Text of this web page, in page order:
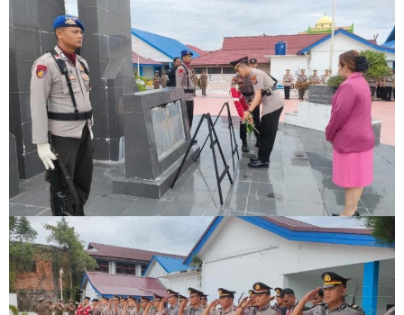
Bupati Asmar Perkuat Sinergi dengan Danposal Selatpanjang,
Bahas Stabilitas Wilayah dan Pembangunan Meranti
44 Tim Berlaga di Banglas Barat Cup II, Pemkab Meranti
Dorong Lahirnya Atlet Berprestasi
HUT IBI Ke-75, Bupati Asmar: Bidan Garda Terdepan Wujudkan
Generasi Emas Indonesia 2045